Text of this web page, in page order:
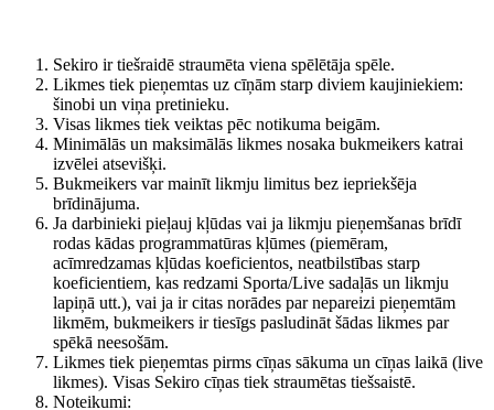
Sekiro ir tiešraidē straumēta viena spēlētāja spēle.
Likmes tiek pieņemtas uz cīņām starp diviem kaujiniekiem:
šinobi un viņa pretinieku.
Visas likmes tiek veiktas pēc notikuma beigām.
Minimālās un maksimālās likmes nosaka bukmeikers katrai
izvēlei atsevišķi.
Bukmeikers var mainīt likmju limitus bez iepriekšēja
brīdinājuma.
Ja darbinieki pieļauj kļūdas vai ja likmju pieņemšanas brīdī
rodas kādas programmatūras kļūmes (piemēram,
acīmredzamas kļūdas koeficientos, neatbilstības starp
koeficientiem, kas redzami Sporta/Live sadaļās un likmju
lapiņā utt.), vai ja ir citas norādes par nepareizi pieņemtām
likmēm, bukmeikers ir tiesīgs pasludināt šādas likmes par
spēkā neesošām.
Likmes tiek pieņemtas pirms cīņas sākuma un cīņas laikā (live
likmes). Visas Sekiro cīņas tiek straumētas tiešsaistē.
Noteikumi: